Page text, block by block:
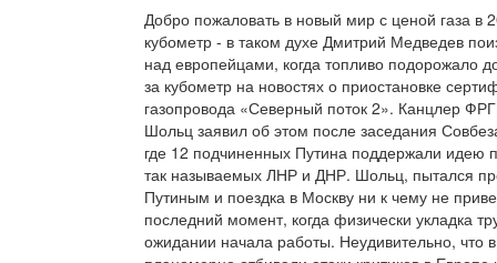
Добро пожаловать в новый мир с ценой газа в
кубометр - в таком духе Дмитрий Медведев
над европейцами, когда топливо подорожало
за кубометр на новостях о приостановке
газопровода «Северный поток 2». Канцлер
Шольц заявил об этом после заседания
где 12 подчиненных Путина поддержали идею
так называемых ЛНР и ДНР. Шольц, пытался
Путиным и поездка в Москву ни к чему не
последний момент, когда физически укладка
ожидании начала работы. Неудивительно, что